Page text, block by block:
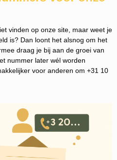
vinden op onze site, maar weet je
is? Dan loont het alsnog om het
draag je bij aan de groei van
nummer later wél worden
voor anderen om +31 10